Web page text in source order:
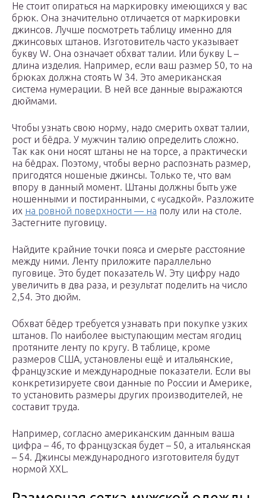
Не стоит опираться на маркировку имеющихся у вас
брюк. Она значительно отличается от маркировки
джинсов. Лучше посмотреть таблицу именно для
джинсовых штанов. Изготовитель часто указывает
букву W. Она означает обхват талии. Или букву L –
длина изделия. Например, если ваш размер 50, то на
брюках должна стоять W 34. Это американская
система нумерации. В ней все данные выражаются
дюймами.
Чтобы узнать свою норму, надо смерить охват талии,
рост и бёдра. У мужчин талию определить сложно.
Так как они носят штаны не на торсе, а практически
на бёдрах. Поэтому, чтобы верно распознать размер,
пригодятся ношеные джинсы. Только те, что вам
впору в данный момент. Штаны должны быть уже
ношенными и постиранными, с «усадкой». Разложите
их на ровной поверхности — на полу или на столе.
Застегните пуговицу.
Найдите крайние точки пояса и смерьте расстояние
между ними. Ленту приложите параллельно
пуговице. Это будет показатель W. Эту цифру надо
увеличить в два раза, и результат поделить на число
2,54. Это дюйм.
Обхват бёдер требуется узнавать при покупке узких
штанов. По наиболее выступающим местам ягодиц
протяните ленту по кругу. В таблице, кроме
размеров США, установлены ещё и итальянские,
французские и международные показатели. Если вы
конкретизируете свои данные по России и Америке,
то установить размеры других производителей, не
составит труда.
Например, согласно американским данным ваша
цифра – 46, то французская будет – 50, а итальянская
– 54. Джинсы международного изготовителя будут
нормой XXL.